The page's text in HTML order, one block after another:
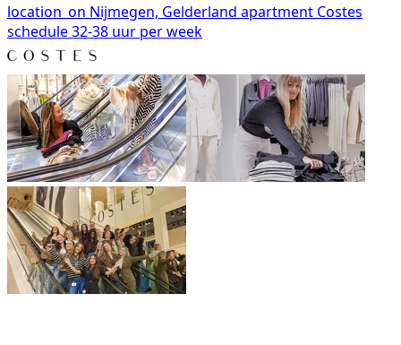
location_on Nijmegen, Gelderland apartment Costes
schedule32-38 uur per week